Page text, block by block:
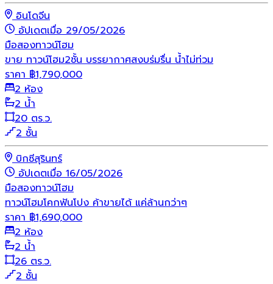
อินโดจีน
อัปเดตเมื่อ 29/05/2026
มือสองทาวน์โฮม
ขาย ทาวน์โฮม2ชั้น บรรยากาศสงบร่มรื่น น้ำไม่ท่วม
ราคา ฿1,790,000
2 ห้อง
2 น้ำ
20 ตร.ว.
2 ชั้น
บิกซีสุรินทร์
อัปเดตเมื่อ 16/05/2026
มือสองทาวน์โฮม
ทาวน์โฮมโคกฟันโปง ค้าขายได้ แค่ล้านกว่าๆ
ราคา ฿1,690,000
2 ห้อง
2 น้ำ
26 ตร.ว.
2 ชั้น